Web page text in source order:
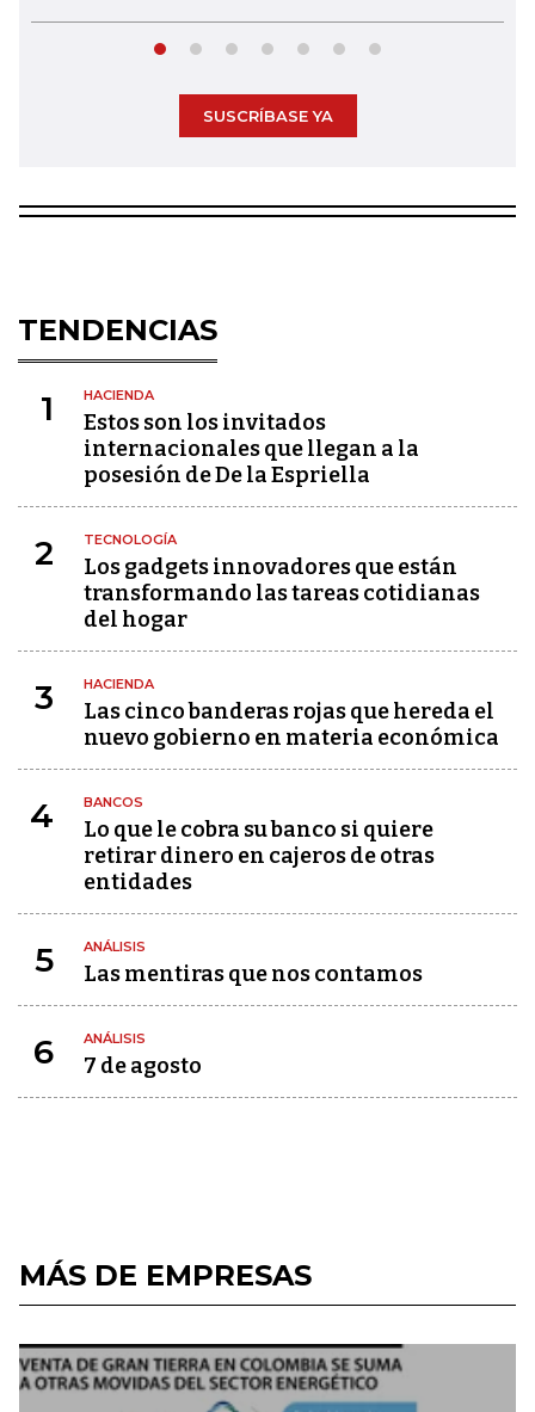
SUSCRÍBASE YA
TENDENCIAS
1 HACIENDA
Estos son los invitados
internacionales que llegan a la
posesión de De la Espriella
2 TECNOLOGÍA
Los gadgets innovadores que están
transformando las tareas cotidianas
del hogar
3 HACIENDA
Las cinco banderas rojas que hereda el
nuevo gobierno en materia económica
4 BANCOS
Lo que le cobra su banco si quiere
retirar dinero en cajeros de otras
entidades
5 ANÁLISIS
Las mentiras que nos contamos
6 ANÁLISIS
7 de agosto
MÁS DE EMPRESAS